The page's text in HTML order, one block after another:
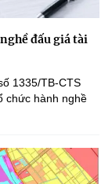
đấu giá tài
1335/TB-CTS
chức hành nghề